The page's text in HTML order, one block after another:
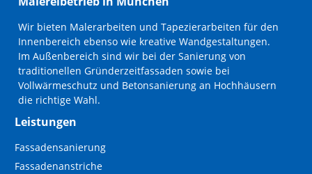
Wir bieten Malerarbeiten und Tapezierarbeiten für den
Innenbereich ebenso wie kreative Wandgestaltungen.
Im Außenbereich sind wir bei der Sanierung von
traditionellen Gründerzeitfassaden sowie bei
Vollwärmeschutz und Betonsanierung an Hochhäusern
die richtige Wahl.
Leistungen
Navigation
überspringen
Fassadensanierung
Fassadenanstriche